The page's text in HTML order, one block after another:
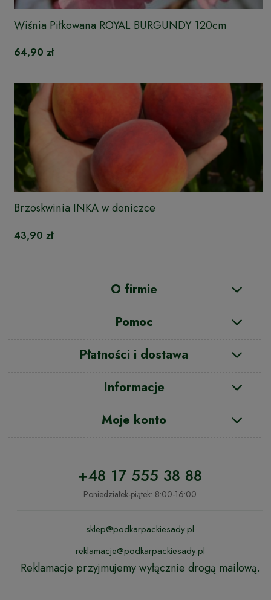
Wiśnia Piłkowana ROYAL BURGUNDY 120cm
64,90 zł
Brzoskwinia INKA w doniczce
43,90 zł
O firmie
Pomoc
Płatności i dostawa
Informacje
Moje konto
+48 17 555 38 88
Poniedziałek-piątek: 8:00-16:00
sklep@podkarpackiesady.pl
reklamacje@podkarpackiesady.pl
Reklamacje przyjmujemy wyłącznie drogą mailową.